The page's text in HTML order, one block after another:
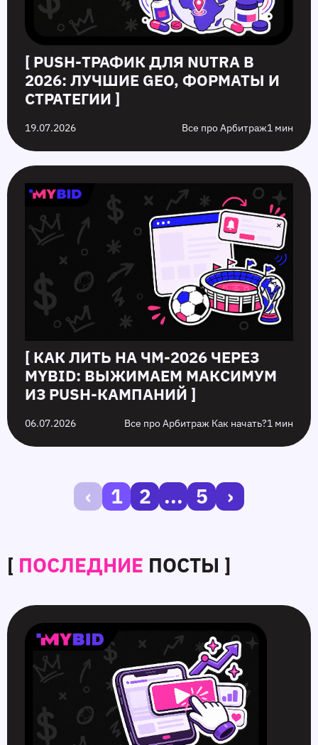
[ PUSH‑ТРАФИК ДЛЯ NUTRA В
2026: ЛУЧШИЕ GEO, ФОРМАТЫ И
СТРАТЕГИИ ]
19.07.2026 Все про Арбитраж1 мин
[ КАК ЛИТЬ НА ЧМ-2026 ЧЕРЕЗ
MYBID: ВЫЖИМАЕМ МАКСИМУМ
ИЗ PUSH-КАМПАНИЙ ]
06.07.2026 Все про Арбитраж Как начать?1 мин
‹ 1 2 ... 5 ›
[ ПОСЛЕДНИЕ ПОСТЫ ]
SmartCPM
в
видеорекламе
умные
ставки
CTR
в
push-
рекламе:
повысить
кликабельность
Белые
и
серые
офферы:
разница
рекламы
10
ошибок
push‑рекламы
2026
которых
избежать